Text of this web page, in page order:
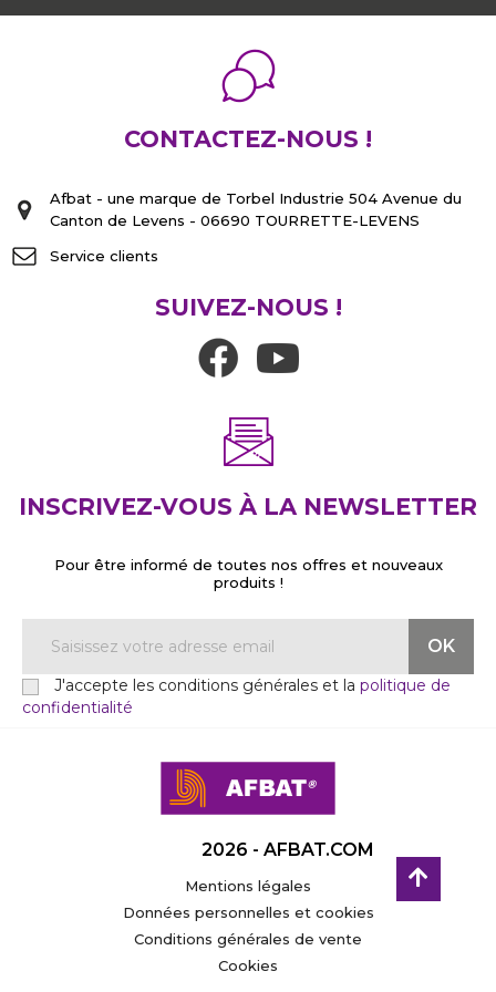
verrous en inox. Ces produits sont adaptés à des
environnements proches de la mer ou de l’océan.
En effet, l’acier inoxydable limite la corrosion des
CONTACTEZ-NOUS !
Afbat - une marque de Torbel Industrie 504 Avenue du
Canton de Levens - 06690 TOURRETTE-LEVENS
Service clients
SUIVEZ-NOUS !
INSCRIVEZ-VOUS À LA NEWSLETTER
Pour être informé de toutes nos offres et nouveaux
produits !
J'accepte les conditions générales et la politique de
confidentialité
2026 - AFBAT.COM
Mentions légales
Données personnelles et cookies
Conditions générales de vente
Cookies